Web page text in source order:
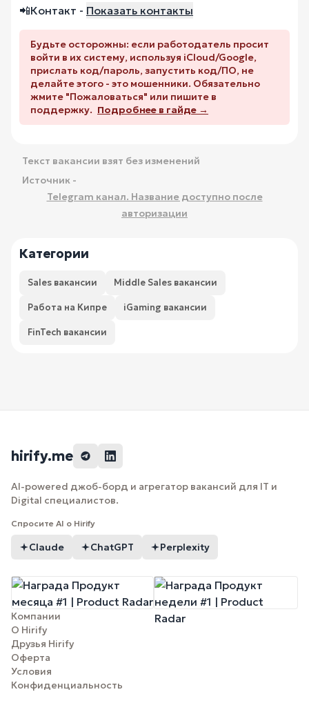
📲Контакт - Показать контакты
Будьте осторожны: если работодатель просит
войти в их систему, используя iCloud/Google,
прислать код/пароль, запустить код/ПО, не
делайте этого - это мошенники. Обязательно
жмите "Пожаловаться" или пишите в
поддержку. Подробнее в гайде →
Текст вакансии взят без изменений
Источник -
Telegram канал. Название доступно после
авторизации
Категории
Sales вакансии Middle Sales вакансии
Работа на Кипре iGaming вакансии
FinTech вакансии
hirify.me
AI-powered джоб-борд и агрегатор вакансий для IT и
Digital специалистов.
Спросите AI о Hirify
Claude ChatGPT Perplexity
Компании
О Hirify
Друзья Hirify
Оферта
Условия
Конфиденциальность